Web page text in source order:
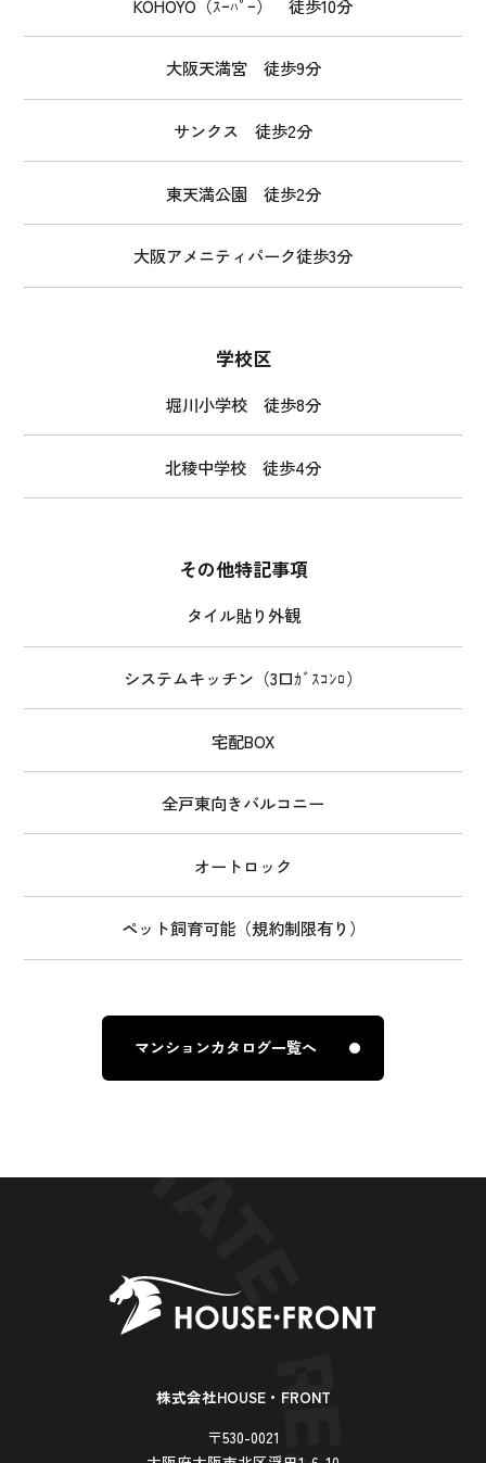
KOHOYO（ｽｰﾊﾟｰ） 徒歩10分
大阪天満宮 徒歩9分
サンクス 徒歩2分
東天満公園 徒歩2分
大阪アメニティパーク徒歩3分
学校区
堀川小学校 徒歩8分
北稜中学校 徒歩4分
その他特記事項
タイル貼り外観
システムキッチン（3口ｶﾞｽｺﾝﾛ）
宅配BOX
全戸東向きバルコニー
オートロック
ペット飼育可能（規約制限有り）
マンションカタログ一覧へ
株式会社HOUSE・FRONT
〒530-0021